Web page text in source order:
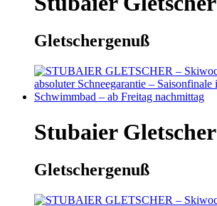
Gletschergenuß
Stubaier Gletscher
Gletschergenuß